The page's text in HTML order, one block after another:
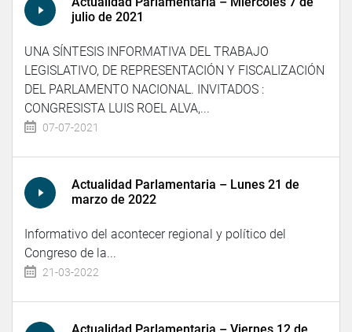
julio de 2021
UNA SÍNTESIS INFORMATIVA DEL TRABAJO
LEGISLATIVO, DE REPRESENTACIÓN Y FISCALIZACIÓN
DEL PARLAMENTO NACIONAL. INVITADOS :
CONGRESISTA LUIS ROEL ALVA,...
07-07-2021
Actualidad Parlamentaria – Lunes 21 de
marzo de 2022
Informativo del acontecer regional y político del
Congreso de la...
21-03-2022